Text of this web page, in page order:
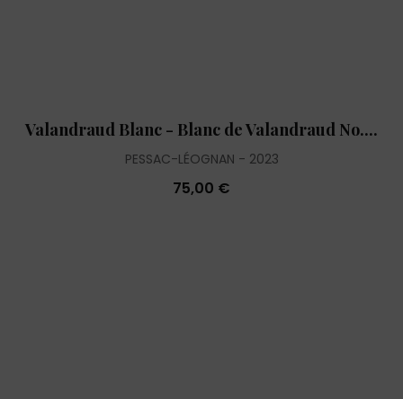
Valandraud Blanc - Blanc de Valandraud No....
PESSAC-LÉOGNAN 2023
75,00 €